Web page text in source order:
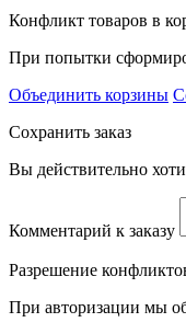
Конфликт товаров в
При попытки
Объединить корзины
Сохранить заказ
Вы действительно
Комментарий к заказу
Разрешение
При авторизации мы